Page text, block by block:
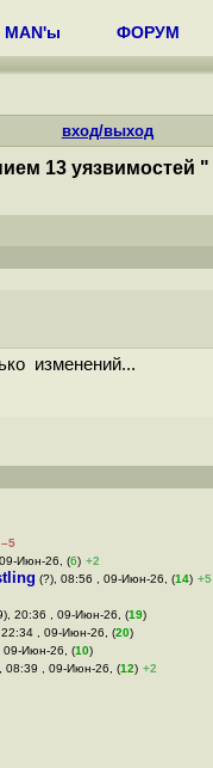
MAN'ы ФОРУМ
вход/выход
13 уязвимостей "
изменений...
–5
Июн-26, (6) +2
(?), 08:56 , 09-Июн-26, (14) +5
20:36 , 09-Июн-26, (19)
22:34 , 09-Июн-26, (20)
09-Июн-26, (10)
08:39 , 09-Июн-26, (12) +2